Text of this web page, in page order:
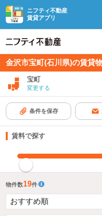
ニフティ不動産
賃貸アプリ
金沢市宝町(石川県)の賃貸
宝町
変更する
条件を保存
賃料で探す
物件数19件